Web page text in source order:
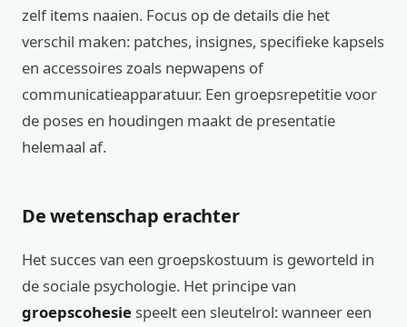
zelf items naaien. Focus op de details die het
verschil maken: patches, insignes, specifieke kapsels
en accessoires zoals nepwapens of
communicatieapparatuur. Een groepsrepetitie voor
de poses en houdingen maakt de presentatie
helemaal af.
De wetenschap erachter
Het succes van een groepskostuum is geworteld in
de sociale psychologie. Het principe van
groepscohesie speelt een sleutelrol: wanneer een